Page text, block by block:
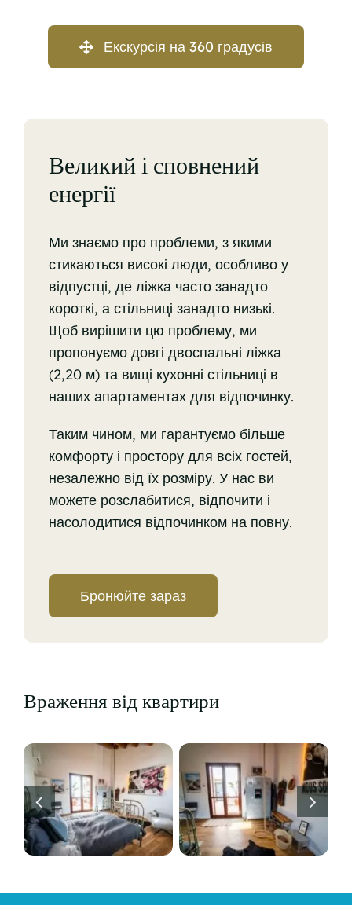
Екскурсія на 360 градусів
Великий і сповнений
енергії
Ми знаємо про проблеми, з якими
стикаються високі люди, особливо у
відпустці, де ліжка часто занадто
короткі, а стільниці занадто низькі.
Щоб вирішити цю проблему, ми
пропонуємо довгі двоспальні ліжка
(2,20 м) та вищі кухонні стільниці в
наших апартаментах для відпочинку.
Таким чином, ми гарантуємо більше
комфорту і простору для всіх гостей,
незалежно від їх розміру. У нас ви
можете розслабитися, відпочити і
насолодитися відпочинком на повну.
Бронюйте зараз
Враження від квартири